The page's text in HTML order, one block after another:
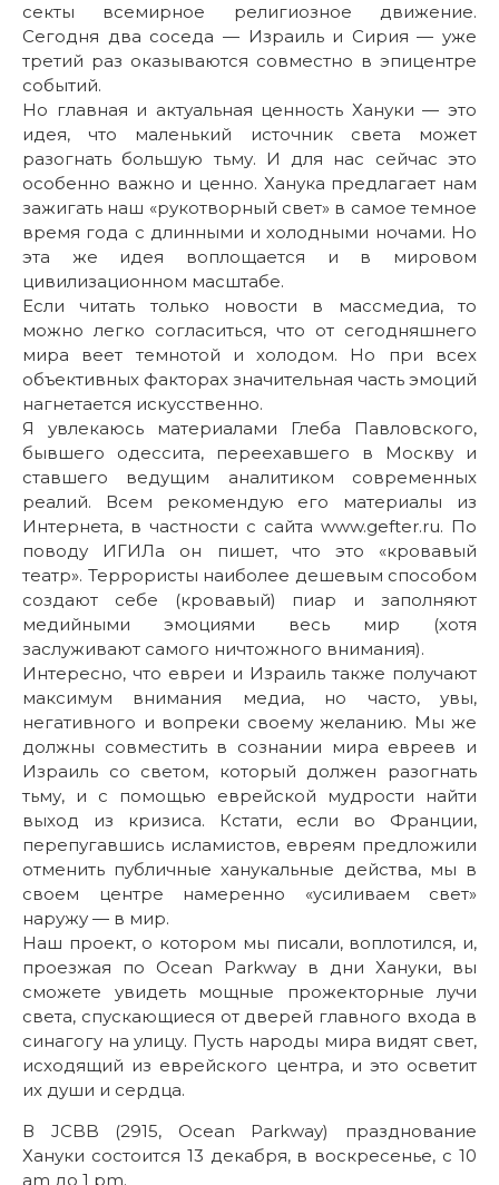
секты всемирное религиозное движение.
Сегодня два соседа — Израиль и Сирия — уже
третий раз оказываются совместно в эпицентре
событий.
Но главная и актуальная ценность Хануки — это
идея, что маленький источник света может
разогнать большую тьму. И для нас сейчас это
особенно важно и ценно. Ханука предлагает нам
зажигать наш «рукотворный свет» в самое темное
время года с длинными и холодными ночами. Но
эта же идея воплощается и в мировом
цивилизационном масштабе.
Если читать только новости в массмедиа, то
можно легко согласиться, что от сегодняшнего
мира веет темнотой и холодом. Но при всех
объективных факторах значительная часть эмоций
нагнетается искусственно.
Я увлекаюсь материалами Глеба Павловского,
бывшего одессита, переехавшего в Москву и
ставшего ведущим аналитиком современных
реалий. Всем рекомендую его материалы из
Интернета, в частности с сайта www.gefter.ru. По
поводу ИГИЛа он пишет, что это «кровавый
театр». Террористы наиболее дешевым способом
создают себе (кровавый) пиар и заполняют
медийными эмоциями весь мир (хотя
заслуживают самого ничтожного внимания).
Интересно, что евреи и Израиль также получают
максимум внимания медиа, но часто, увы,
негативного и вопреки своему желанию. Мы же
должны совместить в сознании мира евреев и
Израиль со светом, который должен разогнать
тьму, и с помощью еврейской мудрости найти
выход из кризиса. Кстати, если во Франции,
перепугавшись исламистов, евреям предложили
отменить публичные ханукальные действа, мы в
своем центре намеренно «усиливаем свет»
наружу — в мир.
Наш проект, о котором мы писали, воплотился, и,
проезжая по Ocean Parkway в дни Хануки, вы
сможете увидеть мощные прожекторные лучи
света, спускающиеся от дверей главного входа в
синагогу на улицу. Пусть народы мира видят свет,
исходящий из еврейского центра, и это осветит
их души и сердца.
В JCBB (2915, Ocean Parkway) празднование
Хануки состоится 13 декабря, в воскресенье, с 10
аm до 1 рm.